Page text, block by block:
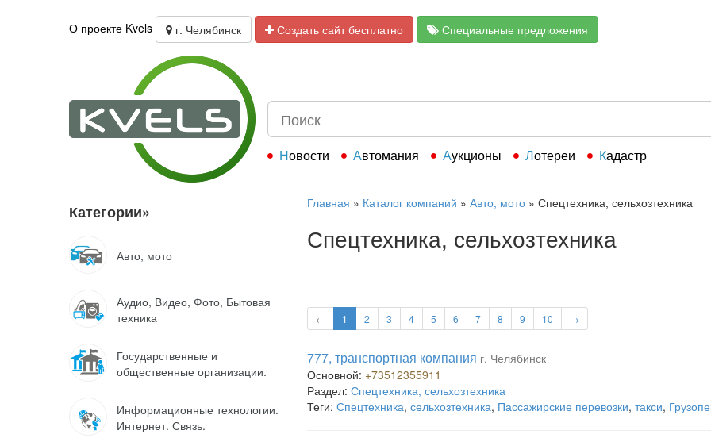
О проекте Kvels г. Челябинск Создать сайт бесплатно Специальные предложения
Новости Автомания Аукционы Лотереи Кадастр
Категории»
Авто, мото
Аудио, Видео, Фото, Бытовая
техника
Государственные и
общественные организации.
Информационные технологии.
Интернет. Связь.
Главная » Каталог компаний » Авто, мото » Спецтехника, сельхозтехника
Спецтехника, сельхозтехника
← 1 2 3 4 5 6 7 8 9 10 →
777, транспортная компания г. Челябинск
Основной: +73512355911
Раздел: Спецтехника, сельхозтехника
Теги: Спецтехника, сельхозтехника, Пассажирские перевозки, такси,